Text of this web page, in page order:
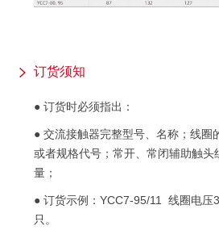
订货须知
● 订货时必须指出：
● 交流接触器完整型号、名称；线圈
或者规格代号；常开、常闭辅助触头
量；
● 订货示例：YCC7-95/11 线圈电
只。